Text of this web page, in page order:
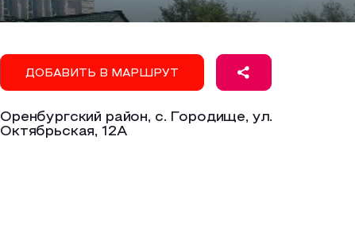
ДОБАВИТЬ В МАРШРУТ
Оренбургский район, с. Городище, ул.
Октябрьская, 12А